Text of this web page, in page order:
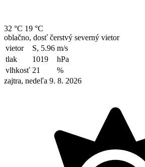
32 °C 19 °C
oblačno, dosť čerstvý severný vietor
vietor
S, 5.96 m/s
tlak
1019
hPa
vlhkosť 21
%
zajtra, nedeľa 9. 8. 2026